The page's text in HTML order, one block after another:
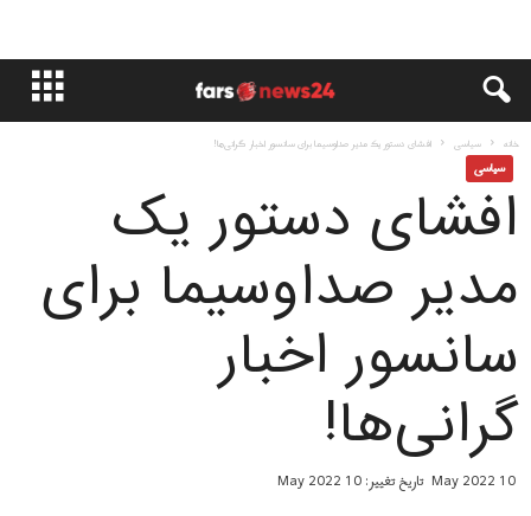
خانه سياسى افشای دستور یک مدیر صداوسیما برای سانسور اخبار گرانی‌ها!
سياسى
افشای دستور یک
مدیر صداوسیما برای
سانسور اخبار
گرانی‌ها!
10 May 2022 تاریخ تغییر: 10 May 2022